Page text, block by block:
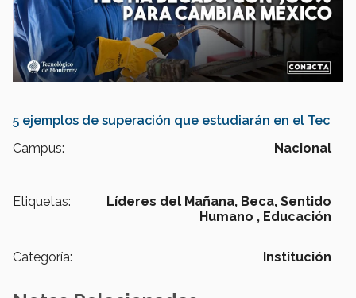
5 ejemplos de superación que estudiarán en el Tec
Campus:
Nacional
Etiquetas: Líderes del Mañana, Beca, Sentido
Humano , Educación
Categoría: Institución